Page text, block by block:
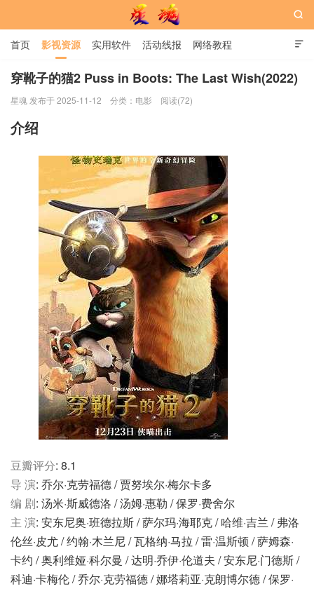

首页 影视资源 实用软件 活动线报 网络教程
用户中心 书籍 娱乐

穿靴子的猫2 Puss in Boots: The Last Wish(2022)
星魂 发布于 2025-11-12 分类： 电影 阅读(72)
介绍
豆瓣评分: 8.1
导 演: 乔尔·克劳福德 / 贾努埃尔·梅尔卡多
编 剧: 汤米·斯威德洛 / 汤姆·惠勒 / 保罗·费舍尔
主 演: 安东尼奥·班德拉斯 / 萨尔玛·海耶克 / 哈维·吉兰 / 弗洛
伦丝·皮尤 / 约翰·木兰尼 / 瓦格纳·马拉 / 雷·温斯顿 / 萨姆森·
卡约 / 奥利维娅·科尔曼 / 达明·乔伊·伦道夫 / 安东尼·门德斯 /
科迪·卡梅伦 / 乔尔·克劳福德 / 娜塔莉亚·克朗博尔德 / 保罗·